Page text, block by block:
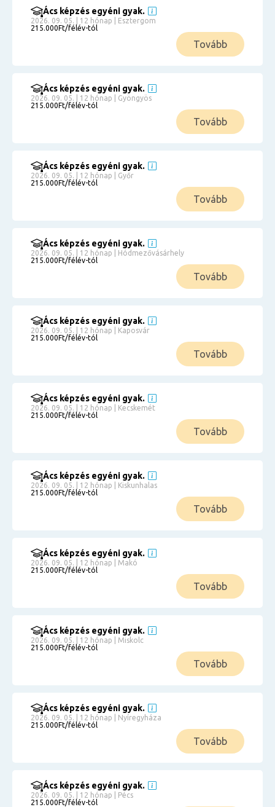
Ács képzés egyéni gyak.
2026. 09. 05. | 12 hónap | Esztergom
215.000Ft/félév-tól
Tovább
Ács képzés egyéni gyak.
2026. 09. 05. | 12 hónap | Gyöngyös
215.000Ft/félév-tól
Tovább
Ács képzés egyéni gyak.
2026. 09. 05. | 12 hónap | Győr
215.000Ft/félév-tól
Tovább
Ács képzés egyéni gyak.
2026. 09. 05. | 12 hónap | Hódmezővásárhely
215.000Ft/félév-tól
Tovább
Ács képzés egyéni gyak.
2026. 09. 05. | 12 hónap | Kaposvár
215.000Ft/félév-tól
Tovább
Ács képzés egyéni gyak.
2026. 09. 05. | 12 hónap | Kecskemét
215.000Ft/félév-tól
Tovább
Ács képzés egyéni gyak.
2026. 09. 05. | 12 hónap | Kiskunhalas
215.000Ft/félév-tól
Tovább
Ács képzés egyéni gyak.
2026. 09. 05. | 12 hónap | Makó
215.000Ft/félév-tól
Tovább
Ács képzés egyéni gyak.
2026. 09. 05. | 12 hónap | Miskolc
215.000Ft/félév-tól
Tovább
Ács képzés egyéni gyak.
2026. 09. 05. | 12 hónap | Nyíregyháza
215.000Ft/félév-tól
Tovább
Ács képzés egyéni gyak.
2026. 09. 05. | 12 hónap | Pécs
215.000Ft/félév-tól